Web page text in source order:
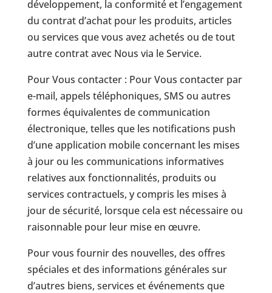
développement, la conformité et l’engagement
du contrat d’achat pour les produits, articles
ou services que vous avez achetés ou de tout
autre contrat avec Nous via le Service.
Pour Vous contacter : Pour Vous contacter par
e-mail, appels téléphoniques, SMS ou autres
formes équivalentes de communication
électronique, telles que les notifications push
d’une application mobile concernant les mises
à jour ou les communications informatives
relatives aux fonctionnalités, produits ou
services contractuels, y compris les mises à
jour de sécurité, lorsque cela est nécessaire ou
raisonnable pour leur mise en œuvre.
Pour vous fournir des nouvelles, des offres
spéciales et des informations générales sur
d’autres biens, services et événements que